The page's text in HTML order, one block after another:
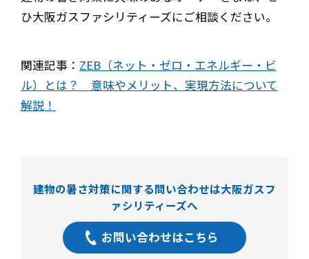
ひ大阪ガスファシリティーズにご相談ください。
関連記事： ZEB（ネット・ゼロ・エネルギー・ビ
ル）とは？ 意味やメリット、実現方法について
解説！
建物の暑さ対策に関する問い合わせは大阪ガスフ
ァシリティーズへ
お問い合わせはこちら